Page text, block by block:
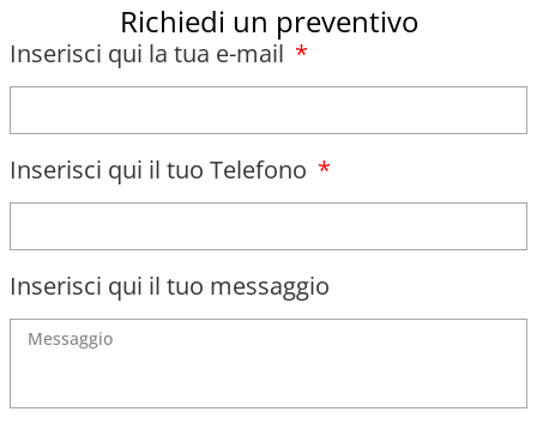
Richiedi un preventivo
Inserisci qui la tua e-mail
Inserisci qui il tuo Telefono
Inserisci qui il tuo messaggio